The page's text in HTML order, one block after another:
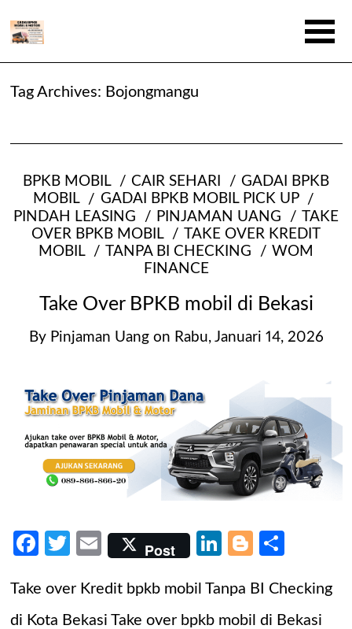
Tag Archives: Bojongmangu
BPKB MOBIL CAIR SEHARI
GADAI BPKB
MOBIL
GADAI BPKB MOBIL PICK UP
PINDAH LEASING
PINJAMAN UANG
TAKE
OVER BPKB MOBIL
TAKE OVER KREDIT
MOBIL
TANPA BI CHECKING
WOM
FINANCE
Take Over BPKB mobil di Bekasi
By Pinjaman Uang on Rabu, Januari 14, 2026
Facebook
Twitter
EmailPost LinkedIn
Blogger
Take over Kredit bpkb mobil Tanpa BI Checking
di Kota Bekasi Take over bpkb mobil di Bekasi